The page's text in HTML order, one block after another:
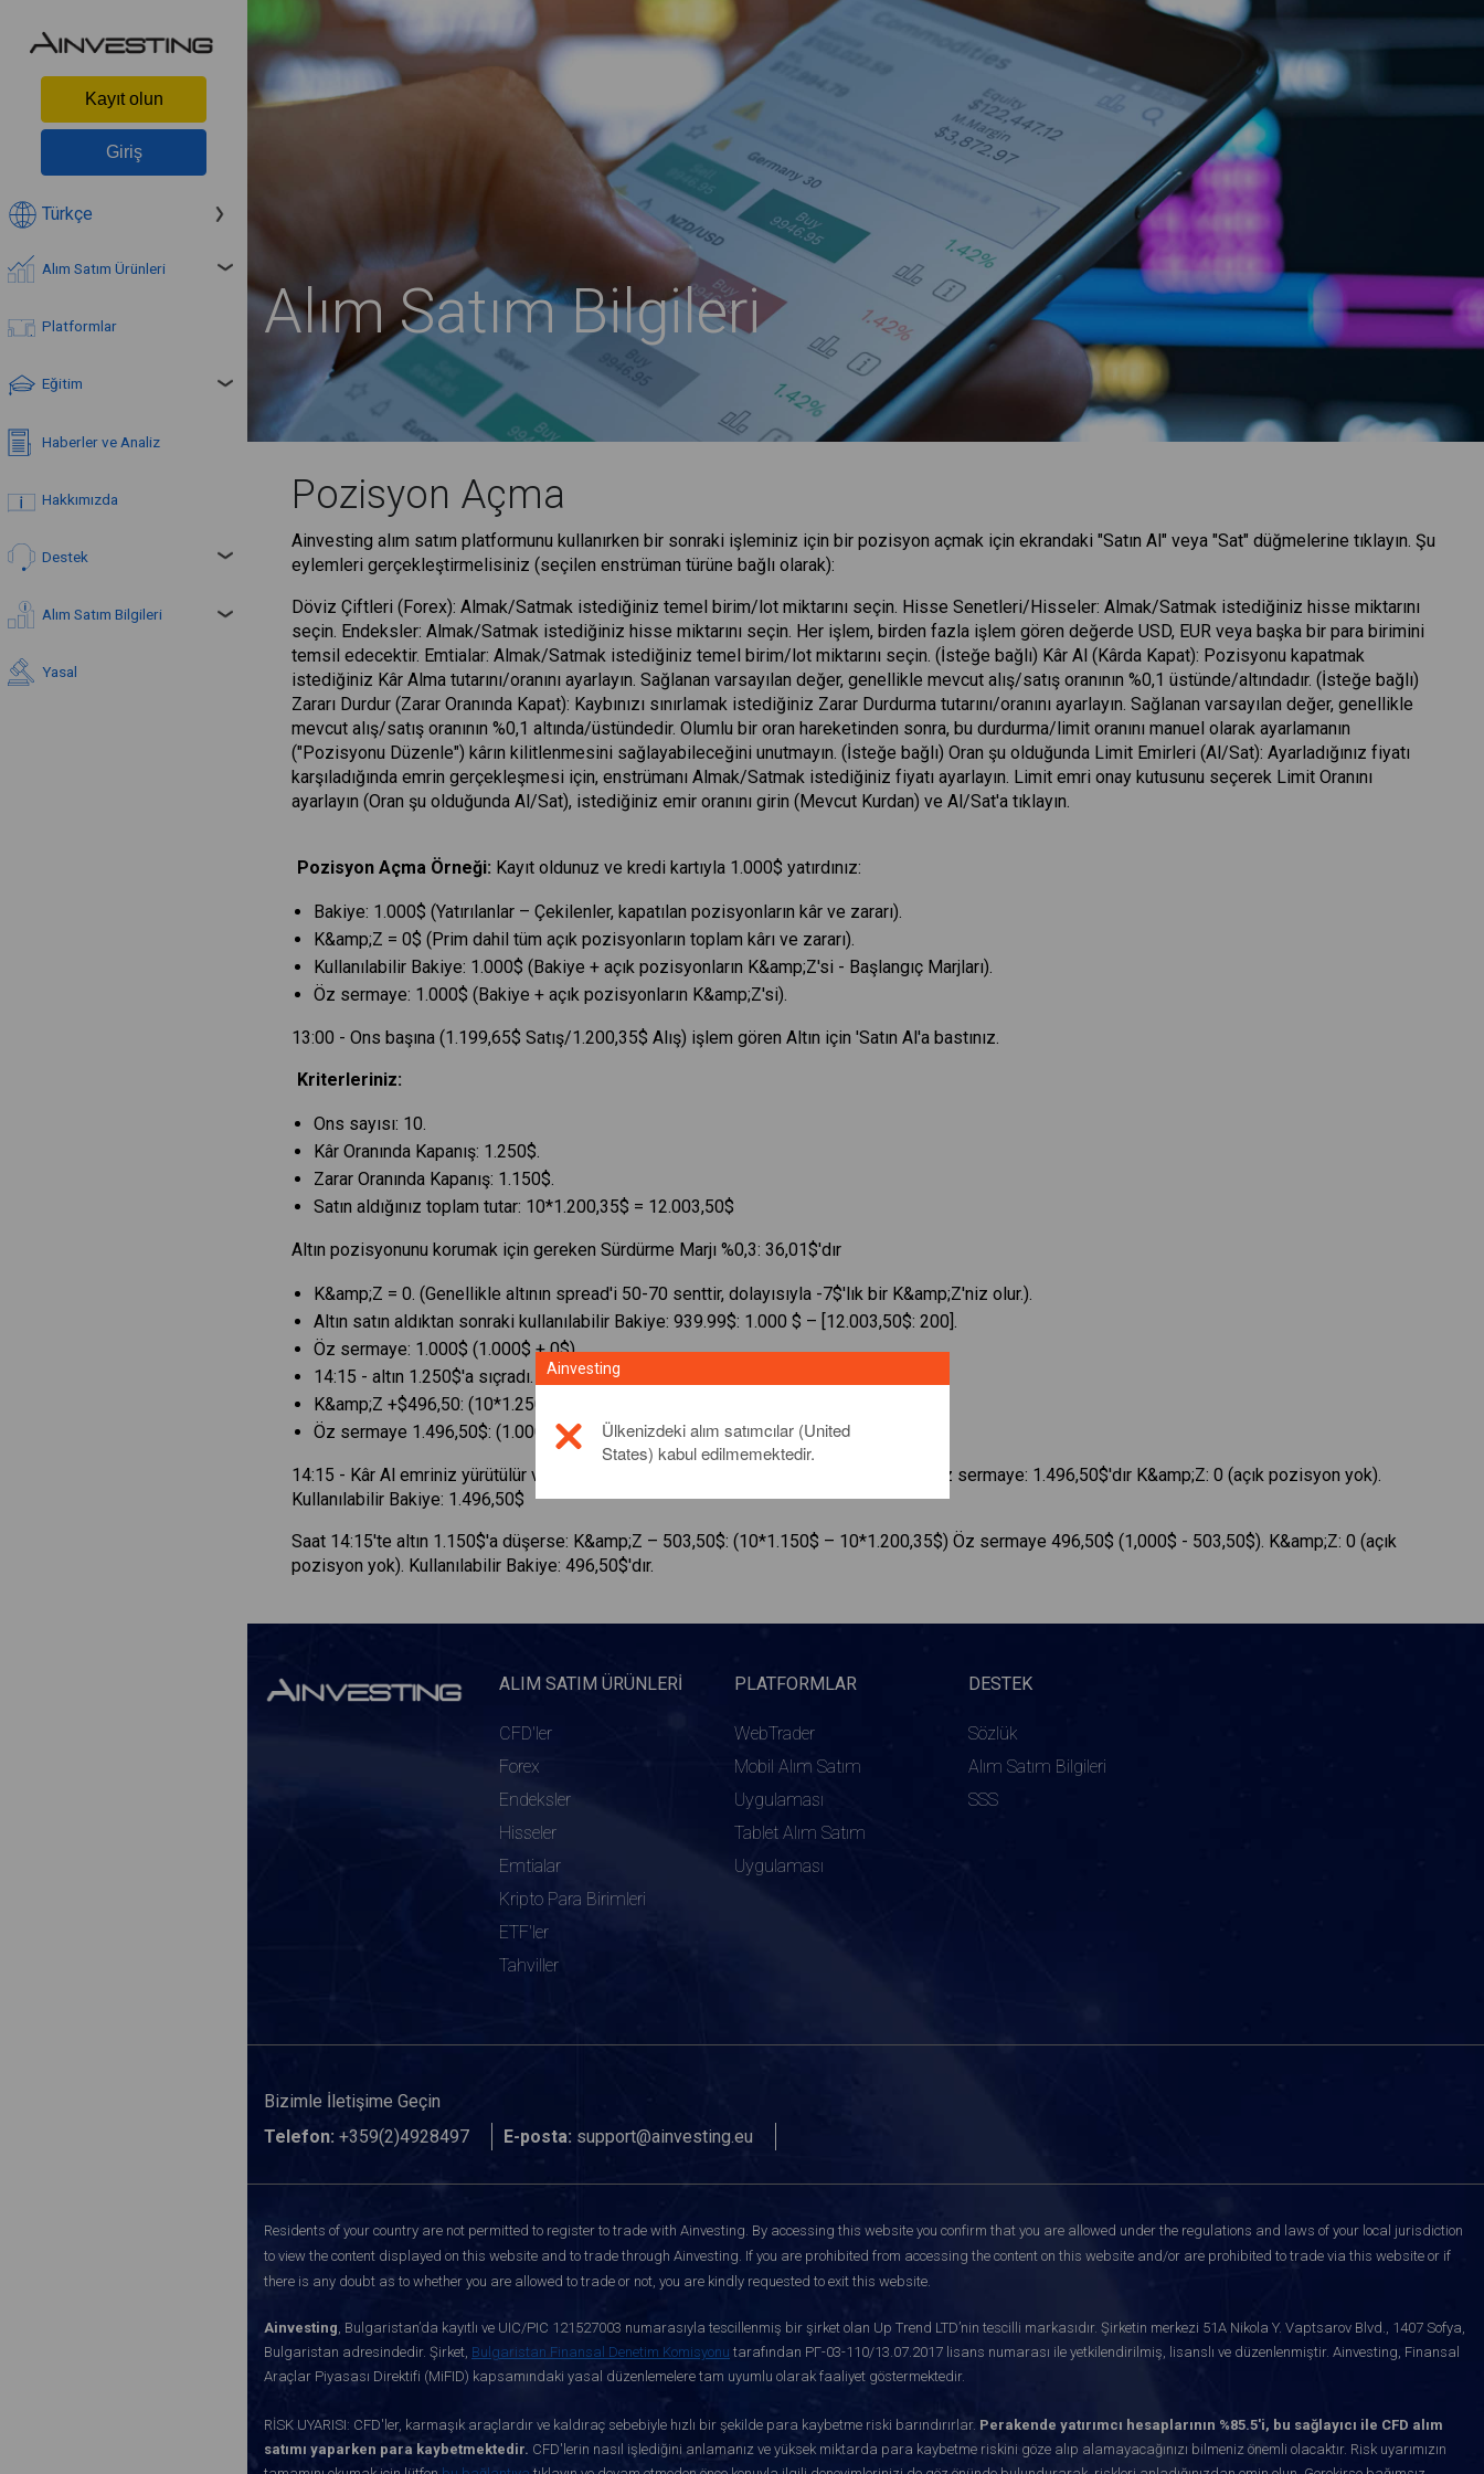
Kayıt olun
Giriş
Türkçe
Alım Satım Ürünleri
Platformlar
Eğitim
Haberler ve Analiz
Hakkımızda
Destek
Alım Satım Bilgileri
Yasal
Alım Satım Bilgileri
Pozisyon Açma
Ainvesting alım satım platformunu kullanırken bir sonraki işleminiz için bir pozisyon açmak için ekrandaki "Satın Al" veya "Sat" düğmelerine tıklayın. Şu
eylemleri gerçekleştirmelisiniz (seçilen enstrüman türüne bağlı olarak):
Döviz Çiftleri (Forex): Almak/Satmak istediğiniz temel birim/lot miktarını seçin. Hisse Senetleri/Hisseler: Almak/Satmak istediğiniz hisse miktarını
seçin. Endeksler: Almak/Satmak istediğiniz hisse miktarını seçin. Her işlem, birden fazla işlem gören değerde USD, EUR veya başka bir para birimini
temsil edecektir. Emtialar: Almak/Satmak istediğiniz temel birim/lot miktarını seçin. (İsteğe bağlı) Kâr Al (Kârda Kapat): Pozisyonu kapatmak
istediğiniz Kâr Alma tutarını/oranını ayarlayın. Sağlanan varsayılan değer, genellikle mevcut alış/satış oranının %0,1 üstünde/altındadır. (İsteğe bağlı)
Zararı Durdur (Zarar Oranında Kapat): Kaybınızı sınırlamak istediğiniz Zarar Durdurma tutarını/oranını ayarlayın. Sağlanan varsayılan değer, genellikle
mevcut alış/satış oranının %0,1 altında/üstündedir. Olumlu bir oran hareketinden sonra, bu durdurma/limit oranını manuel olarak ayarlamanın
("Pozisyonu Düzenle") kârın kilitlenmesini sağlayabileceğini unutmayın. (İsteğe bağlı) Oran şu olduğunda Limit Emirleri (Al/Sat): Ayarladığınız fiyatı
karşıladığında emrin gerçekleşmesi için, enstrümanı Almak/Satmak istediğiniz fiyatı ayarlayın. Limit emri onay kutusunu seçerek Limit Oranını
ayarlayın (Oran şu olduğunda Al/Sat), istediğiniz emir oranını girin (Mevcut Kurdan) ve Al/Sat'a tıklayın.
Pozisyon Açma Örneği: Kayıt oldunuz ve kredi kartıyla 1.000$ yatırdınız:
Bakiye: 1.000$ (Yatırılanlar – Çekilenler, kapatılan pozisyonların kâr ve zararı).
K&amp;Z = 0$ (Prim dahil tüm açık pozisyonların toplam kârı ve zararı).
Kullanılabilir Bakiye: 1.000$ (Bakiye + açık pozisyonların K&amp;Z'si - Başlangıç Marjları).
Öz sermaye: 1.000$ (Bakiye + açık pozisyonların K&amp;Z'si).
13:00 - Ons başına (1.199,65$ Satış/1.200,35$ Alış) işlem gören Altın için 'Satın Al'a bastınız.
Kriterleriniz:
Ons sayısı: 10.
Kâr Oranında Kapanış: 1.250$.
Zarar Oranında Kapanış: 1.150$.
Satın aldığınız toplam tutar: 10*1.200,35$ = 12.003,50$
Altın pozisyonunu korumak için gereken Sürdürme Marjı %0,3: 36,01$'dır
K&amp;Z = 0. (Genellikle altının spread'i 50-70 senttir, dolayısıyla -7$'lık bir K&amp;Z'niz olur.).
Altın satın aldıktan sonraki kullanılabilir Bakiye: 939.99$: 1.000 $ – [12.003,50$: 200].
Öz sermaye: 1.000$ (1.000$ + 0$).
14:15 - altın 1.250$'a sıçradı.
K&amp;Z +$496,50: (10*1.250$ - 10*1$,200.35).
Öz sermaye 1.496,50$: (1.000$ + 496,50$).
14:15 - Kâr Al emriniz yürütülür ve pozisyon kapatılır. İşlemden 496,50$ kazandınız. Öz sermaye: 1.496,50$'dır K&amp;Z: 0 (açık pozisyon yok).
Kullanılabilir Bakiye: 1.496,50$
Saat 14:15'te altın 1.150$'a düşerse: K&amp;Z – 503,50$: (10*1.150$ – 10*1.200,35$) Öz sermaye 496,50$ (1,000$ - 503,50$). K&amp;Z: 0 (açık
pozisyon yok). Kullanılabilir Bakiye: 496,50$'dır.
ALIM SATIM ÜRÜNLERI
CFD'ler
Forex
Endeksler
Hisseler
Emtialar
Kripto Para Birimleri
ETF'ler
Tahviller
PLATFORMLAR
WebTrader
Mobil Alım Satım
Uygulaması
Tablet Alım Satım
Uygulaması
DESTEK
Sözlük
Alım Satım Bilgileri
SSS
Bizimle İletişime Geçin
Telefon: +359(2)4928497 E-posta: support@ainvesting.eu
Residents of your country are not permitted to register to trade with Ainvesting. By accessing this website you confirm that you are allowed under the regulations and laws of your local jurisdiction
to view the content displayed on this website and to trade through Ainvesting. If you are prohibited from accessing the content on this website and/or are prohibited to trade via this website or if
there is any doubt as to whether you are allowed to trade or not, you are kindly requested to exit this website.
Ainvesting, Bulgaristan’da kayıtlı ve UIC/PIC 121527003 numarasıyla tescillenmiş bir şirket olan Up Trend LTD’nin tescilli markasıdır. Şirketin merkezi 51A Nikola Y. Vaptsarov Blvd., 1407 Sofya,
Bulgaristan adresindedir. Şirket, Bulgaristan Finansal Denetim Komisyonu tarafından РГ-03-110/13.07.2017 lisans numarası ile yetkilendirilmiş, lisanslı ve düzenlenmiştir. Ainvesting, Finansal
Araçlar Piyasası Direktifi (MiFID) kapsamındaki yasal düzenlemelere tam uyumlu olarak faaliyet göstermektedir.
RİSK UYARISI: CFD'ler, karmaşık araçlardır ve kaldıraç sebebiyle hızlı bir şekilde para kaybetme riski barındırırlar. Perakende yatırımcı hesaplarının %85.5'i, bu sağlayıcı ile CFD alım
satımı yaparken para kaybetmektedir. CFD'lerin nasıl işlediğini anlamanız ve yüksek miktarda para kaybetme riskini göze alıp alamayacağınızı bilmeniz önemli olacaktır. Risk uyarımızın
Ainvesting
Ülkenizdeki alım satımcılar (United
States) kabul edilmemektedir.